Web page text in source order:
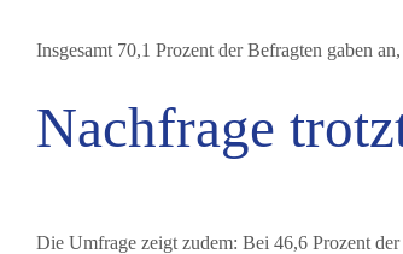
Insgesamt 70,1 Prozent der Befragten gaben
Nachfrage
Die Umfrage zeigt zudem: Bei 46,6 Prozent